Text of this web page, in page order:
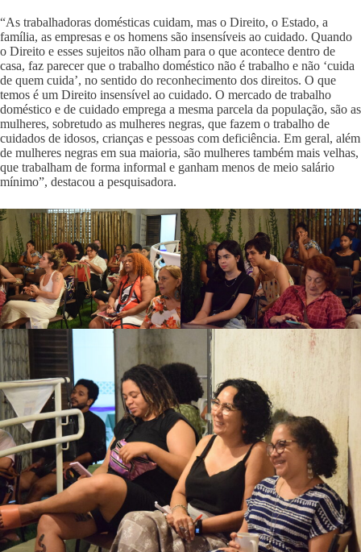
“As trabalhadoras domésticas cuidam, mas o Direito, o Estado, a
família, as empresas e os homens são insensíveis ao cuidado. Quando
o Direito e esses sujeitos não olham para o que acontece dentro de
casa, faz parecer que o trabalho doméstico não é trabalho e não ‘cuida
de quem cuida’, no sentido do reconhecimento dos direitos. O que
temos é um Direito insensível ao cuidado. O mercado de trabalho
doméstico e de cuidado emprega a mesma parcela da população, são as
mulheres, sobretudo as mulheres negras, que fazem o trabalho de
cuidados de idosos, crianças e pessoas com deficiência. Em geral, além
de mulheres negras em sua maioria, são mulheres também mais velhas,
que trabalham de forma informal e ganham menos de meio salário
mínimo”, destacou a pesquisadora.